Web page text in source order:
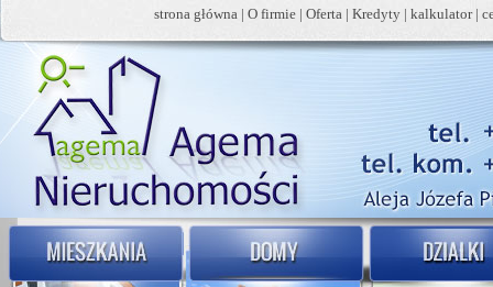
strona główna | O firmie | Oferta | Kredyty | kalkulator|